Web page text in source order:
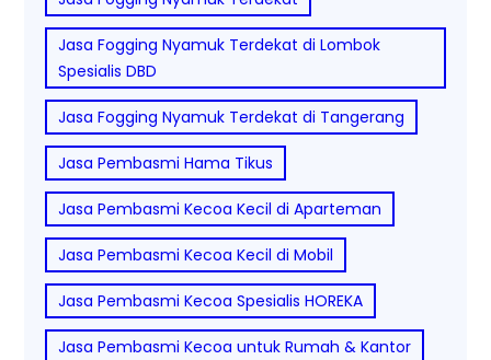
Jasa Fogging Nyamuk Terdekat di Lombok
Spesialis DBD
Jasa Fogging Nyamuk Terdekat di Tangerang
Jasa Pembasmi Hama Tikus
Jasa Pembasmi Kecoa Kecil di Aparteman
Jasa Pembasmi Kecoa Kecil di Mobil
Jasa Pembasmi Kecoa Spesialis HOREKA
Jasa Pembasmi Kecoa untuk Rumah & Kantor